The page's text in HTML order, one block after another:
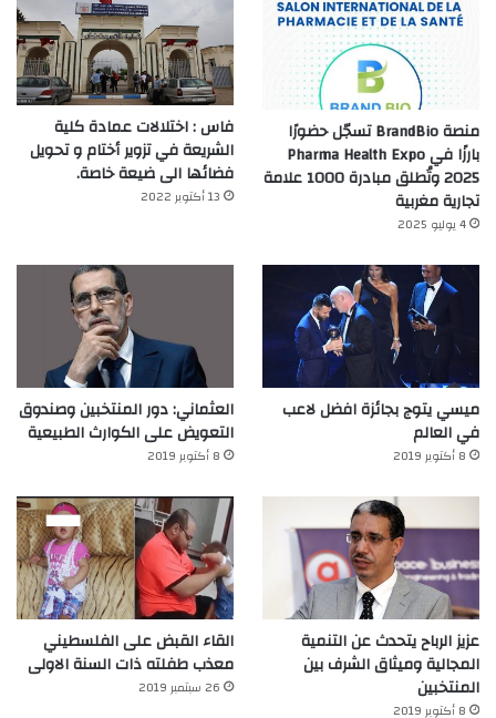
منصة BrandBio تسجّل حضورًا
بارزًا في Pharma Health Expo
2025 وتُطلق مبادرة 1000 علامة
تجارية مغربية
4 يوليو 2025
فاس : اختلالات عمادة كلية
الشريعة في تزوير أختام و تحويل
فضائها الى ضيعة خاصة.
13 أكتوبر 2022
ميسي يتوج بجائزة افضل لاعب
في العالم‎
8 أكتوبر 2019
العثماني: دور المنتخبين وصندوق
التعويض على الكوارث الطبيعية
8 أكتوبر 2019
عزيز الرباح يتحدث عن التنمية
المجالية وميثاق الشرف بين
المنتخبين
8 أكتوبر 2019
القاء القبض على الفلسطيني
معذب طفلته ذات السنة الاولى
26 سبتمبر 2019